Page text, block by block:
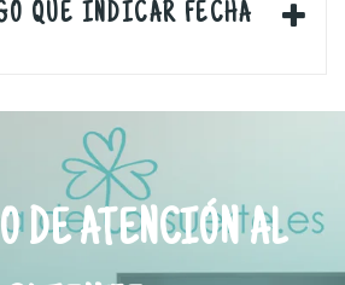
QUE INDICAR FECHA
DE ATENCIÓN AL